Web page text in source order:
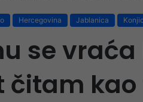
Hercegovina Jablanica Konjic
se vraća
čitam kao